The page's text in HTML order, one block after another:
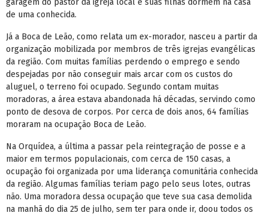
garagem do pastor da igreja local e suas filhas dormem na casa
de uma conhecida.
Já a Boca de Leão, como relata um ex-morador, nasceu a partir da
organização mobilizada por membros de três igrejas evangélicas
da região. Com muitas famílias perdendo o emprego e sendo
despejadas por não conseguir mais arcar com os custos do
aluguel, o terreno foi ocupado. Segundo contam muitas
moradoras, a área estava abandonada há décadas, servindo como
ponto de desova de corpos. Por cerca de dois anos, 64 famílias
moraram na ocupação Boca de Leão.
Na Orquídea, a última a passar pela reintegração de posse e a
maior em termos populacionais, com cerca de 150 casas, a
ocupação foi organizada por uma liderança comunitária conhecida
da região. Algumas famílias teriam pago pelo seus lotes, outras
não. Uma moradora dessa ocupação que teve sua casa demolida
na manhã do dia 25 de julho, sem ter para onde ir, doou todos os